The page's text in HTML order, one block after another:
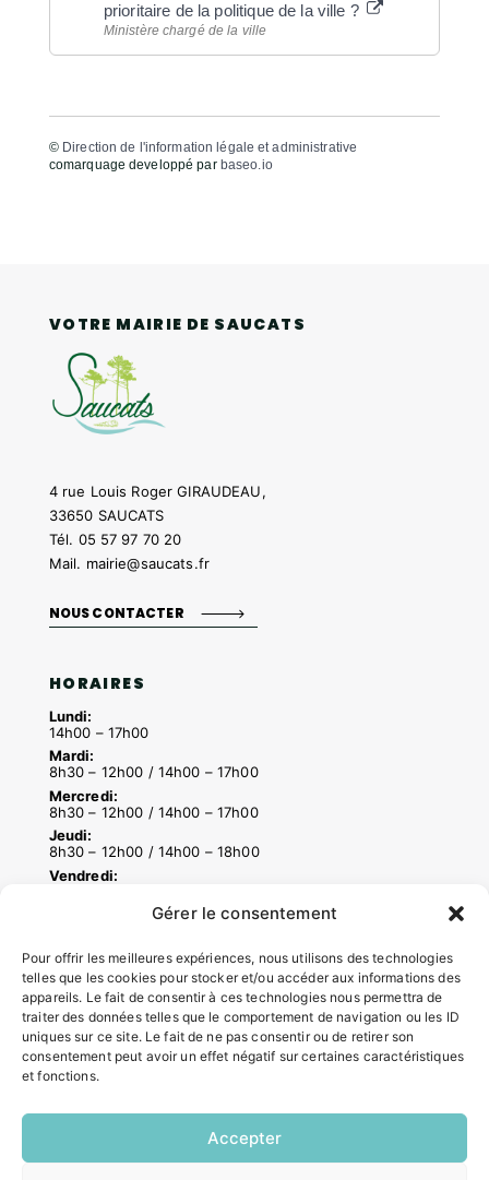
Gérer le consentement
Pour offrir les meilleures expériences, nous utilisons des technologies
telles que les cookies pour stocker et/ou accéder aux informations des
appareils. Le fait de consentir à ces technologies nous permettra de
traiter des données telles que le comportement de navigation ou les ID
uniques sur ce site. Le fait de ne pas consentir ou de retirer son
consentement peut avoir un effet négatif sur certaines caractéristiques
et fonctions.
Accepter
prioritaire de la politique de la ville ?
Ministère chargé de la ville
© Direction de l'information légale et administrative
comarquage developpé par baseo.io
VOTRE MAIRIE DE SAUCATS
4 rue Louis Roger GIRAUDEAU,
33650 SAUCATS
Tél. 05 57 97 70 20
Mail. mairie@saucats.fr
NOUS CONTACTER
HORAIRES
Lundi:
14h00 – 17h00
Mardi:
8h30 – 12h00 / 14h00 – 17h00
Mercredi:
8h30 – 12h00 / 14h00 – 17h00
Jeudi:
8h30 – 12h00 / 14h00 – 18h00
Vendredi:
ACCÉS RAPIDES
Contacter la mairie
Pôle santé
Le Saucatais
Formalités administratives
Demander un composteur